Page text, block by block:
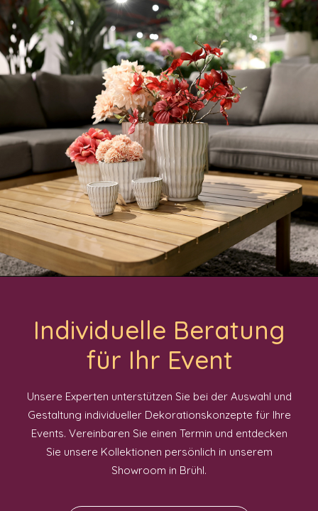
Individuelle Beratung
für Ihr Event
Unsere Experten unterstützen Sie bei der Auswahl und
Gestaltung individueller Dekorationskonzepte für Ihre
Events. Vereinbaren Sie einen Termin und entdecken
Sie unsere Kollektionen persönlich in unserem
Showroom in Brühl.